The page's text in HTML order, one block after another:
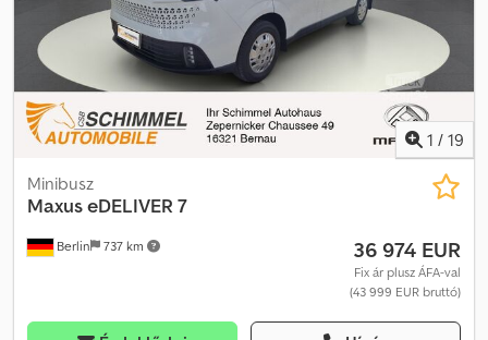
1 / 19
Berlin 737 km
Minibusz
MaxuseDELIVER 7
36 974 EUR
Fix ár plusz ÁFA-val
(43 999 EUR bruttó)